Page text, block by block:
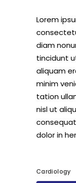
Lorem
diam
tincidunt
aliquam
minim
tation
nisl ut
dolor in
Cardiology